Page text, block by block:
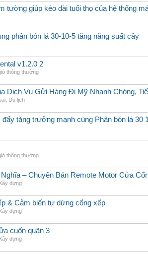
tường giúp kéo dài tuổi thọ của hệ thống
phân bón lá 30-10-5 tăng năng suất cây
v1.2.0 2
thông thường
Dịch Vụ Gửi Hàng Đi Mỹ Nhanh Chóng,
Du lịch
đẩy tăng trưởng mạnh cùng Phân bón lá 30
thông thường
– Chuyên Bán Remote Motor Cửa
dựng
& Cảm biến tự dừng cổng xếp
dựng
cuốn quận 3
dựng